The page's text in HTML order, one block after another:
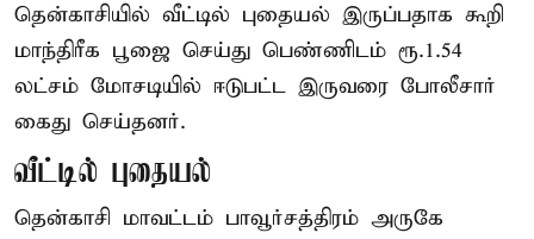
தென்காசியில் வீட்டில் புதையல் இருப்பதாக கூறி
மாந்திரீக பூஜை செய்து பெண்ணிடம் ரூ.1.54
லட்சம் மோசடியில் ஈடுபட்ட இருவரை போலீசார்
கைது செய்தனர்.
வீட்டில் புதையல்
தென்காசி மாவட்டம் பாவூர்சத்திரம் அருகே